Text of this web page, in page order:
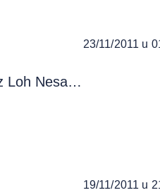
23/11/2011 u
Loh Nesa…
19/11/2011 u